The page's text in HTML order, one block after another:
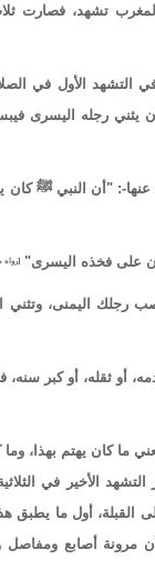
المغرب تشهد، فصارت
الأول في الصلاة
يثني رجله اليسرى
: "أن النبي ﷺ كان
على فخذه اليسرى" [رواه
رجلك اليمنى، وتثني
أو ثقله، أو كبر سنه،
ما كان يهتم بهذا، وما
الأخير في
القبلة، أول ما يطبق
مرونة أصابع